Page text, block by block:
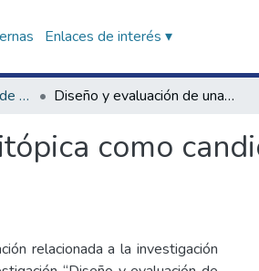
Enlaces de interés ▾
Reporte - Subdirección de Investigación en Salud Diseño y evaluación de una proteína multiepitópica como candidata para vacuna contra la enfermedad de Carrión
como
relacionada a la investigación